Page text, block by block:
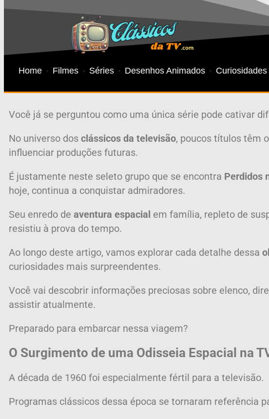
Home Filmes Séries Desenhos Animados Curiosidades
Você já se perguntou como uma única série pode cativar
No universo dos clássicos da televisão, poucos títulos têm
influenciar produções futuras.
É justamente neste seleto grupo que se encontra Perdidos
hoje, continua a conquistar admiradores.
Seu enredo de aventura espacial em família, repleto de
resistiu à prova do tempo.
Ao longo deste artigo, vamos explorar cada detalhe dessa
curiosidades mais surpreendentes.
Você vai descobrir informações preciosas sobre elenco,
assistir atualmente.
Preparado para embarcar nessa viagem?
O Surgimento de uma Odisseia Espacial na
A década de 1960 foi especialmente fértil para a televisão.
Programas clássicos dessa época se tornaram referência